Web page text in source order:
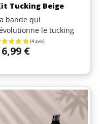
Tucking Beige
bande qui
le tucking
€